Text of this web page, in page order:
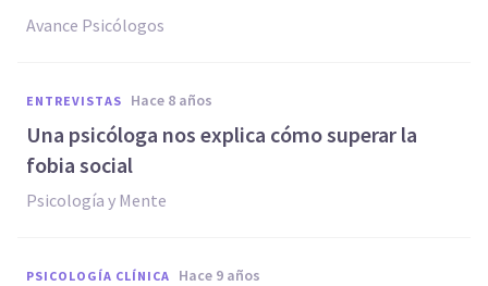
Avance Psicólogos
ENTREVISTAS hace 8 años
Una psicóloga nos explica cómo superar la
fobia social
Psicología y Mente
PSICOLOGÍA CLÍNICA hace 9 años